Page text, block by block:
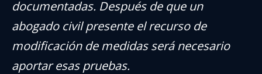
documentadas. Después de que un
abogado civil presente el recurso de
modificación de medidas será necesario
aportar esas pruebas.